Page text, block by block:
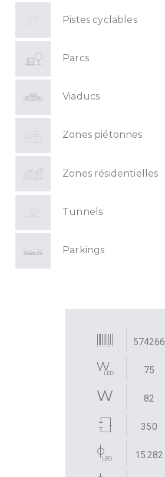
Pistes cyclables
Parcs
Viaducs
Zones piétonnes
Zones résidentielles
Tunnels
Parkings
574266
75
82
350
15.282